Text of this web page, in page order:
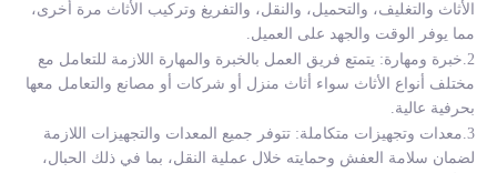
الأثاث والتغليف، والتحميل، والنقل، والتفريغ وتركيب الأثاث مرة أخرى،
مما يوفر الوقت والجهد على العميل.
2.خبرة ومهارة: يتمتع فريق العمل بالخبرة والمهارة اللازمة للتعامل مع
مختلف أنواع الأثاث سواء أثاث منزل أو شركات أو مصانع والتعامل معها
بحرفية عالية.
3.معدات وتجهيزات متكاملة: تتوفر جميع المعدات والتجهيزات اللازمة
لضمان سلامة العفش وحمايته خلال عملية النقل، بما في ذلك الحبال،